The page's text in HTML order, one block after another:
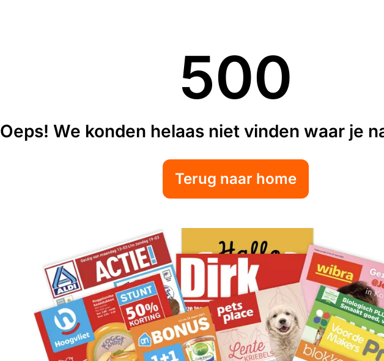
500
Oeps! We konden helaas niet vinden waar je
Terug naar home